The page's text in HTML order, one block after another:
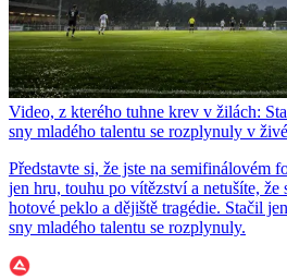
Video, z kterého tuhne krev v žilách:
sny mladého talentu se rozplynuly v
Představte si, že jste na semifinálovém
jen hru, touhu po vítězství a netušíte,
hotové peklo a dějiště tragédie. Stačil
sny mladého talentu se rozplynuly.